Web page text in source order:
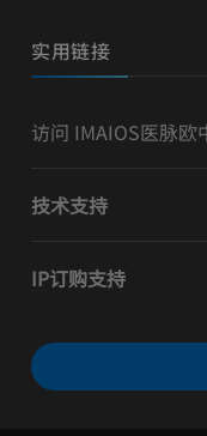
实用链接
访问 IMAIOS医脉欧
技术支持
IP订购支持